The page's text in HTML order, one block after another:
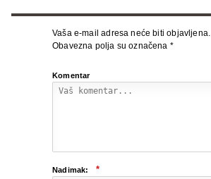
Vaša e-mail adresa neće biti objavljena.
Obavezna polja su označena *
Komentar
Nadimak: *